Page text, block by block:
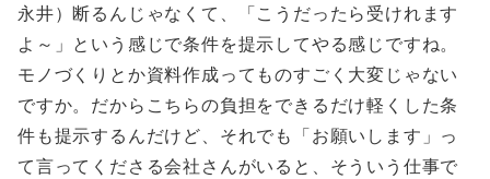
永井）断るんじゃなくて、「こうだったら受けれます
よ～」という感じで条件を提示してやる感じですね。
モノづくりとか資料作成ってものすごく大変じゃない
ですか。だからこちらの負担をできるだけ軽くした条
件も提示するんだけど、それでも「お願いします」っ
て言ってくださる会社さんがいると、そういう仕事で